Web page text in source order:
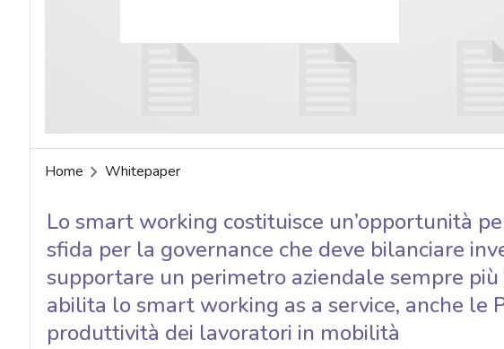
Home Whitepaper
Lo smart working costituisce un’opportunità
sfida per la governance che deve bilanciare
supportare un perimetro aziendale sempre
abilita lo smart working as a service, anche le
produttività dei lavoratori in mobilità